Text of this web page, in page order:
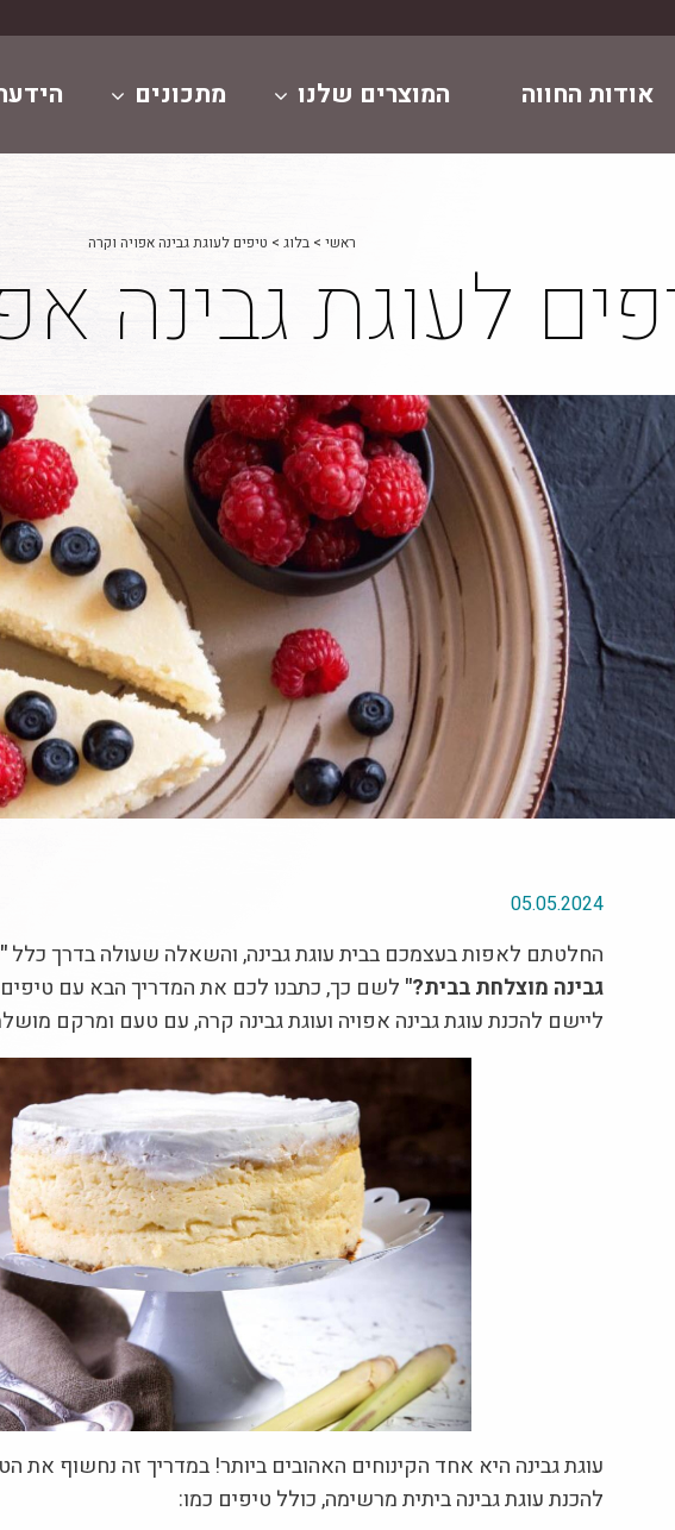
אודות החווה המוצרים שלנו מתכונים
ראשי >בלוג > טיפים לעוגת גבינה אפויה וקרה
לעוגת גבינה
05.05.2024
החלטתם לאפות בעצמכם בבית עוגת גבינה, והשאלה שעולה בדרך כלל
גבינה מוצלחת בבית?" לשם כך, כתבנו לכם את המדריך הבא עם
ליישם להכנת עוגת גבינה אפויה ועוגת גבינה קרה, עם טעם ומרקם
עוגת גבינה היא אחד הקינוחים האהובים ביותר! במדריך זה נחשוף את
להכנת עוגת גבינה ביתית מרשימה, כולל טיפים כמו: